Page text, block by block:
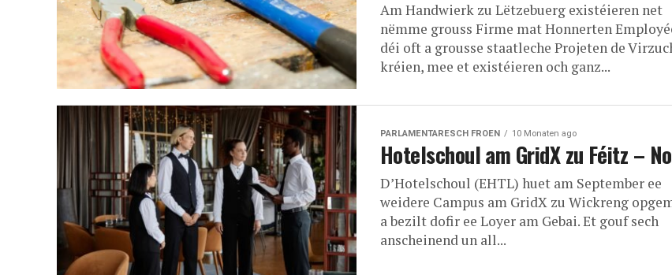
Am Handwierk zu Lëtzebuerg existéieren net
nëmme grouss Firme mat Honnerten
déi oft a grousse staatleche Projeten de
kréien, mee et existéieren och ganz...
PARLAMENTARESCH FROEN 10 Monaten ago
Hotelschoul am GridX zu Féitz –
D’Hotelschoul (EHTL) huet am September ee
weidere Campus am GridX zu Wickreng
a bezilt dofir ee Loyer am Gebai. Et gouf sech
anscheinend un all...